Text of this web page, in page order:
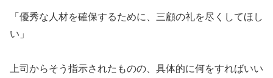
「優秀な人材を確保するために、三顧の礼を尽くしてほし
い」
上司からそう指示されたものの、具体的に何をすればいい